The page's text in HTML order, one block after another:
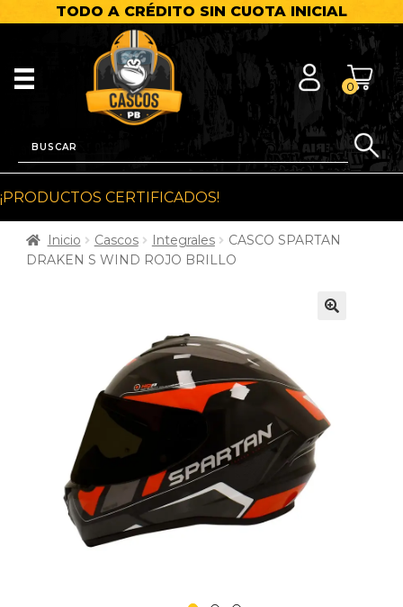
TODO A CRÉDITO SIN CUOTA INICIAL
0
¡PRODUCTOS CERTIFICADOS!
Inicio Cascos Integrales
CASCO SPARTAN
DRAKEN S WIND ROJO BRILLO